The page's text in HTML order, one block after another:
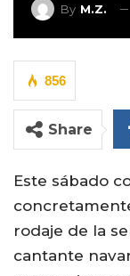
By M.Z.
856
Share
Este sábado
rodaje de la
cantante